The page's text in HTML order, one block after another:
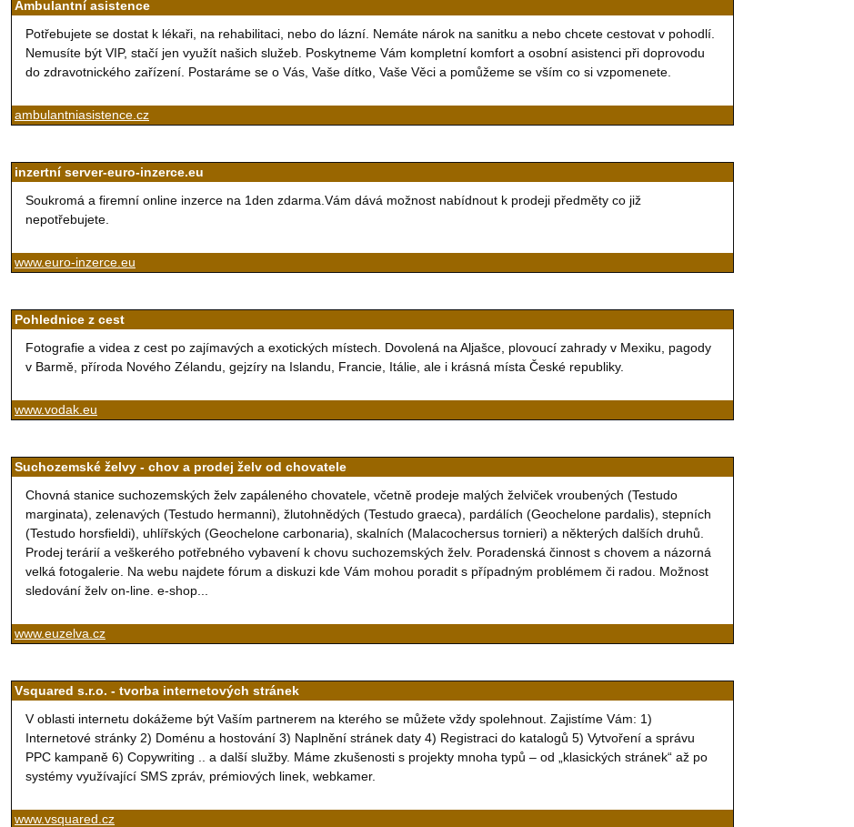
Ambulantní asistence
Potřebujete se dostat k lékaři, na rehabilitaci, nebo do lázní. Nemáte nárok na sanitku a nebo chcete cestovat v pohodlí.
Nemusíte být VIP, stačí jen využít našich služeb. Poskytneme Vám kompletní komfort a osobní asistenci při doprovodu
do zdravotnického zařízení. Postaráme se o Vás, Vaše dítko, Vaše Věci a pomůžeme se vším co si vzpomenete.
ambulantniasistence.cz
inzertní server-euro-inzerce.eu
Soukromá a firemní online inzerce na 1den zdarma.Vám dává možnost nabídnout k prodeji předměty co již
nepotřebujete.
www.euro-inzerce.eu
Pohlednice z cest
Fotografie a videa z cest po zajímavých a exotických místech. Dovolená na Aljašce, plovoucí zahrady v Mexiku, pagody
v Barmě, příroda Nového Zélandu, gejzíry na Islandu, Francie, Itálie, ale i krásná místa České republiky.
www.vodak.eu
Suchozemské želvy - chov a prodej želv od chovatele
Chovná stanice suchozemských želv zapáleného chovatele, včetně prodeje malých želviček vroubených (Testudo
marginata), zelenavých (Testudo hermanni), žlutohnědých (Testudo graeca), pardálích (Geochelone pardalis), stepních
(Testudo horsfieldi), uhlířských (Geochelone carbonaria), skalních (Malacochersus tornieri) a některých dalších druhů.
Prodej terárií a veškerého potřebného vybavení k chovu suchozemských želv. Poradenská činnost s chovem a názorná
velká fotogalerie. Na webu najdete fórum a diskuzi kde Vám mohou poradit s případným problémem či radou. Možnost
sledování želv on-line. e-shop...
www.euzelva.cz
Vsquared s.r.o. - tvorba internetových stránek
V oblasti internetu dokážeme být Vaším partnerem na kterého se můžete vždy spolehnout. Zajistíme Vám: 1)
Internetové stránky 2) Doménu a hostování 3) Naplnění stránek daty 4) Registraci do katalogů 5) Vytvoření a správu
PPC kampaně 6) Copywriting .. a další služby. Máme zkušenosti s projekty mnoha typů – od „klasických stránek“ až po
systémy využívající SMS zpráv, prémiových linek, webkamer.
www.vsquared.cz